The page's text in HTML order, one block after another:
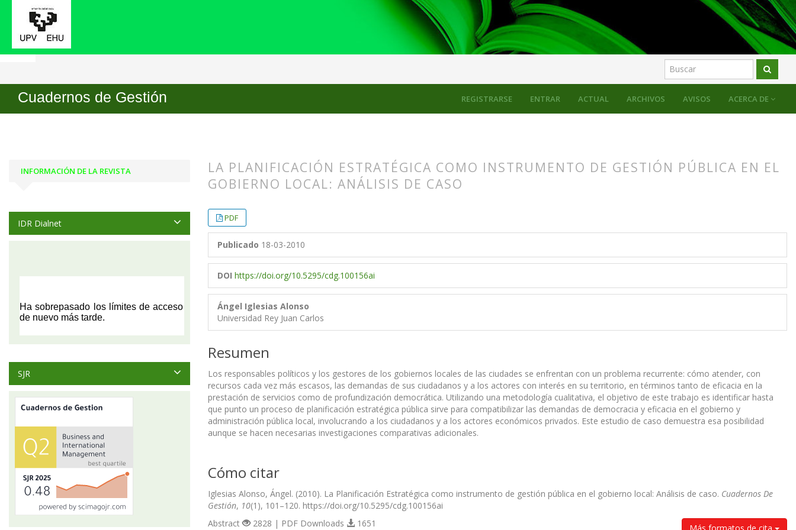
ACTUAL ARCHIVOS AVISOS ACERCA DE
REGISTRARSE ENTRAR
Cuadernos de Gestión
Inicio Archivos Vol. 10 Núm. 1 (2010) Artículos
LA PLANIFICACIÓN ESTRATÉGICA COMO INSTRUMENTO DE GESTIÓN PÚBLICA EN EL
GOBIERNO LOCAL: ANÁLISIS DE CASO
##plugins.themes.bootstrap3.article.main##
##plugins.themes.bootstrap3.article.sidebar##
PDF
Publicado 18-03-2010
DOI https://doi.org/10.5295/cdg.100156ai
Ángel Iglesias Alonso
Universidad Rey Juan Carlos
Resumen
Los responsables políticos y los gestores de los gobiernos locales de las ciudades se enfrentan con un problema recurrente: cómo atender, con
recursos cada vez más escasos, las demandas de sus ciudadanos y a los actores con interés en su territorio, en términos tanto de eficacia en la
prestación de servicios como de profundización democrática. Utilizando una metodología cualitativa, el objetivo de este trabajo es identificar hasta
que punto un proceso de planificación estratégica pública sirve para compatibilizar las demandas de democracia y eficacia en el gobierno y
administración pública local, involucrando a los ciudadanos y a los actores económicos privados. Este estudio de caso demuestra esa posibilidad
aunque se hacen necesarias investigaciones comparativas adicionales.
Cómo citar
Iglesias Alonso, Ángel. (2010). La Planificación Estratégica como instrumento de gestión pública en el gobierno local: Análisis de caso. Cuadernos De
Gestión, 10(1), 101–120. https://doi.org/10.5295/cdg.100156ai
Abstract 2828 | PDF Downloads 1651
INFORMACIÓN DE LA REVISTA
IDR Dialnet
SJR